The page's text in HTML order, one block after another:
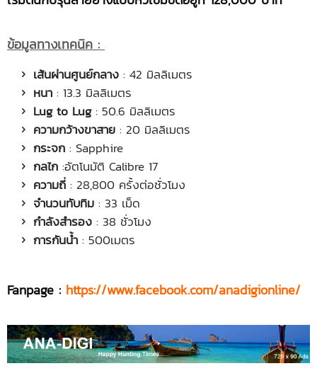
ข้อมูลทางเทคนิค :
เส้นผ่านศูนย์กลาง : 42 มิลลิเมตร
หนา : 13.3 มิลลิเมตร
Lug to Lug: 50.6 มิลลิเมตร
ความกว้างขาสาย : 20 มิลลิเมตร
กระจก : Sapphire
กลไก :อัตโนมัติ Calibre 17
ความถี่ : 28,800 ครั้งต่อชั่วโมง
จำนวนทับทิม : 33 เม็ด
กำลังสำรอง : 38 ชั่วโมง
การกันน้ำ : 500เมตร
Fanpage : https://www.facebook.com/anadigionline/